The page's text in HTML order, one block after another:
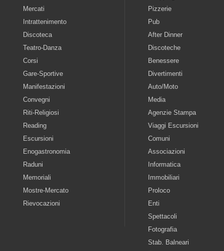
Mercati
Intrattenimento
Discoteca
Teatro-Danza
Corsi
Gare-Sportive
Manifestazioni
Convegni
Riti-Religiosi
Reading
Escursioni
Enogastronomia
Raduni
Memoriali
Mostre-Mercato
Rievocazioni
Pizzerie
Pub
After Dinner
Discoteche
Benessere
Divertimenti
Auto/Moto
Media
Agenzie Stampa
Viaggi Escursioni
Comuni
Associazioni
Informatica
Immobiliari
Proloco
Enti
Spettacoli
Fotografia
Stab. Balneari